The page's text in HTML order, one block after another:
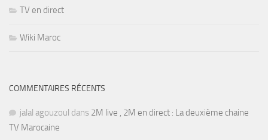
TV en direct
Wiki Maroc
COMMENTAIRES RÉCENTS
jalal agouzoul dans 2M live , 2M en direct : La deuxième chaine
TV Marocaine